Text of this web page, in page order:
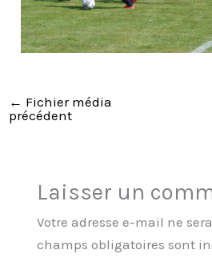
← Fichier média
précédent
Laisser un
Votre adresse e-mail ne
champs obligatoires sont